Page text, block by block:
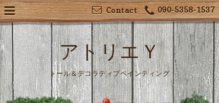
090-5358-1537
Contact
アトリエＹ
トール＆デコラティブペインティング